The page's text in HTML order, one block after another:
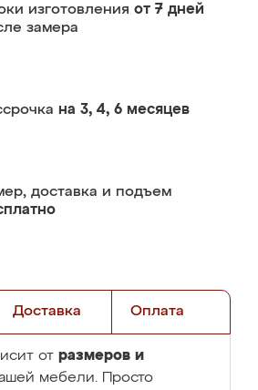
изготовления от 7 дней
замера
на 3, 4, 6 месяцев
доставка и подъем
Доставка Оплата
от размеров и
мебели. Просто